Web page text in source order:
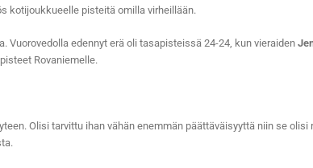
kotijoukkueelle pisteitä omilla virheillään.
edennyt erä oli tasapisteissä 24-24, kun vieraiden
Rovaniemelle.
Olisi tarvittu ihan vähän enemmän päättäväisyyttä niin se